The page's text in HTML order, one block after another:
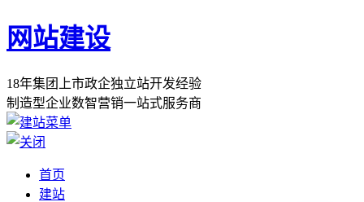
网站建设
18年集团 上市政企独立站开发经验
制 造型企业数智营销一站式服务商
首页
建站